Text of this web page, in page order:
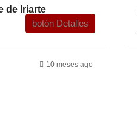
de Iriarte
botón Detalles
10 meses ago